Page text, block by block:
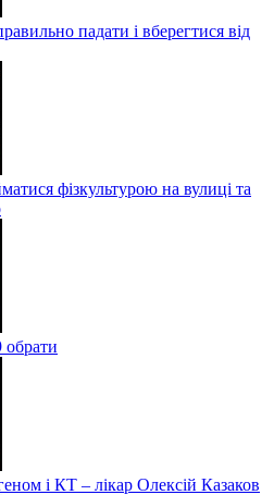
падати і вберегтися від
фізкультурою на вулиці та
і КТ – лікар Олексій Казаков